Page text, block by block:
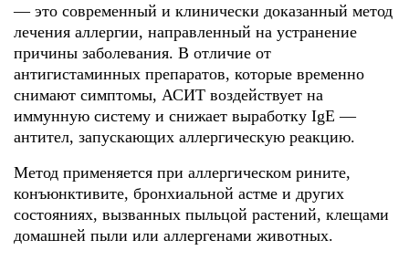
— это современный и клинически доказанный метод
лечения аллергии, направленный на устранение
причины заболевания. В отличие от
антигистаминных препаратов, которые временно
снимают симптомы, АСИТ воздействует на
иммунную систему и снижает выработку IgE —
антител, запускающих аллергическую реакцию.
Метод применяется при аллергическом рините,
конъюнктивите, бронхиальной астме и других
состояниях, вызванных пыльцой растений, клещами
домашней пыли или аллергенами животных.